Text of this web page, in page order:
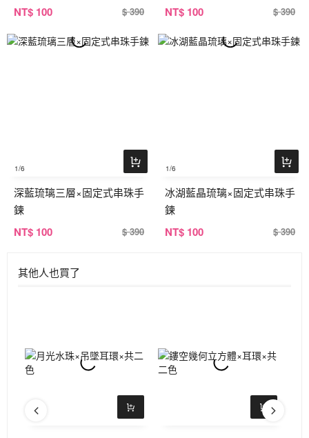
NT$ 100 $ 390 NT$ 100 $ 390
1/6
深藍琉璃三層×固定式串珠手
鍊
NT$ 100 $ 390
1/6
冰湖藍晶琉璃×固定式串珠手
鍊
NT$ 100 $ 390
其他人也買了